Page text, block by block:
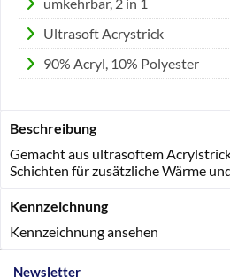
Ultrasoft Acrystrick
90% Acryl, 10% Polyester
Beschreibung
Gemacht aus ultrasoftem
Schichten für zusätzliche Wärme
Kennzeichnung
Kennzeichnung ansehen
Newsletter